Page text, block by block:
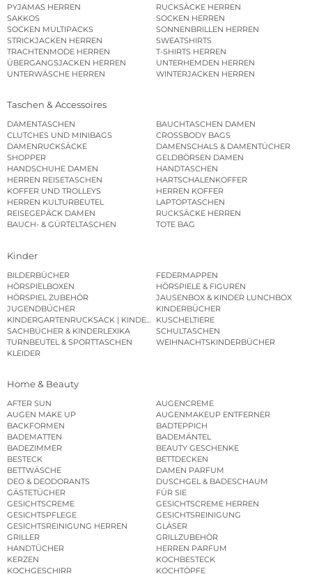
PYJAMAS HERREN
RUCKSÄCKE HERREN
SAKKOS
SOCKEN HERREN
SOCKEN MULTIPACKS
SONNENBRILLEN HERREN
STRICKJACKEN HERREN
SWEATSHIRTS
TRACHTENMODE HERREN
T-SHIRTS HERREN
ÜBERGANGSJACKEN HERREN
UNTERHEMDEN HERREN
UNTERWÄSCHE HERREN
WINTERJACKEN HERREN
Taschen & Accessoires
DAMENTASCHEN
BAUCHTASCHEN DAMEN
CLUTCHES UND MINIBAGS
CROSSBODY BAGS
DAMENRUCKSÄCKE
DAMENSCHALS & DAMENTÜCHER
SHOPPER
GELDBÖRSEN DAMEN
HANDSCHUHE DAMEN
HANDTASCHEN
HERREN REISETASCHEN
HARTSCHALENKOFFER
KOFFER UND TROLLEYS
HERREN KOFFER
HERREN KULTURBEUTEL
LAPTOPTASCHEN
REISEGEPÄCK DAMEN
RUCKSÄCKE HERREN
BAUCH- & GÜRTELTASCHEN
TOTE BAG
Kinder
BILDERBÜCHER
FEDERMAPPEN
HÖRSPIELBOXEN
HÖRSPIELE & FIGUREN
HÖRSPIEL ZUBEHÖR
JAUSENBOX & KINDER LUNCHBOX
JUGENDBÜCHER
KINDERBÜCHER
KINDERGARTENRUCKSACK | KINDERGARTENBEUTEL
KUSCHELTIERE
SACHBÜCHER & KINDERLEXIKA
SCHULTASCHEN
TURNBEUTEL & SPORTTASCHEN
WEIHNACHTSKINDERBÜCHER
KLEIDER
Home & Beauty
AFTER SUN
AUGENCREME
AUGEN MAKE UP
AUGENMAKEUP ENTFERNER
BACKFORMEN
BADTEPPICH
BADEMATTEN
BADEMÄNTEL
BADEZIMMER
BEAUTY GESCHENKE
BESTECK
BETTDECKEN
BETTWÄSCHE
DAMEN PARFUM
DEO & DEODORANTS
DUSCHGEL & BADESCHAUM
GÄSTETÜCHER
FÜR SIE
GESICHTSCREME
GESICHTSCREME HERREN
GESICHTSPFLEGE
GESICHTSREINIGUNG
GESICHTSREINIGUNG HERREN
GLÄSER
GRILLER
GRILLZUBEHÖR
HANDTÜCHER
HERREN PARFUM
KERZEN
KOCHBESTECK
KOCHGESCHIRR
KOCHTÖPFE